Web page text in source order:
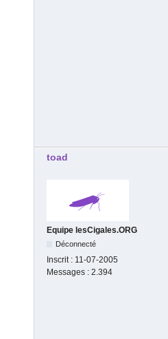
toad
Equipe lesCigales.ORG
Déconnecté
Inscrit : 11-07-2005
Messages : 2.394